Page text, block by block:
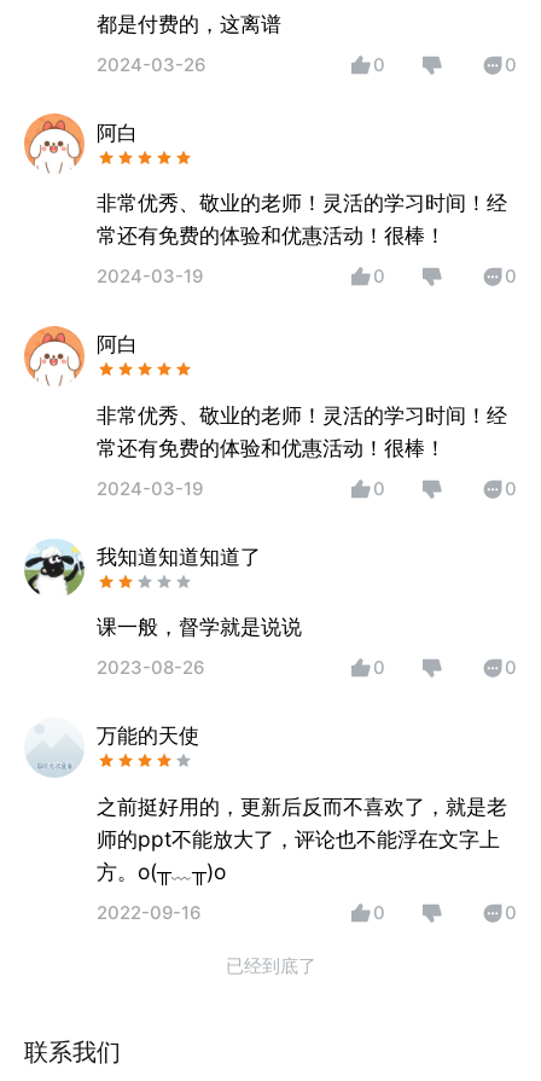
都是付费的，这离谱
2024-03-26 0 0
阿白
非常优秀、敬业的老师！灵活的学习时间！经
常还有免费的体验和优惠活动！很棒！
2024-03-19 0 0
阿白
非常优秀、敬业的老师！灵活的学习时间！经
常还有免费的体验和优惠活动！很棒！
2024-03-19 0 0
我知道知道知道了
课一般，督学就是说说
2023-08-26 0 0
万能的天使
之前挺好用的，更新后反而不喜欢了，就是老
师的ppt不能放大了，评论也不能浮在文字上
方。o(╥﹏╥)o
2022-09-16 0 0
已经到底了
联系我们